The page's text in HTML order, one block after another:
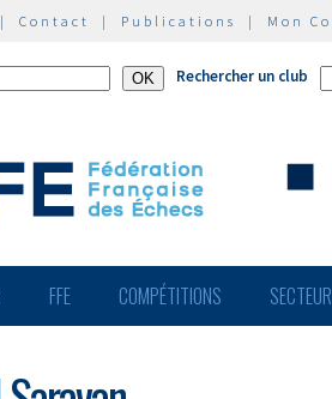
Contact | Publications | Mon
Rechercher un club
FFE COMPÉTITIONS